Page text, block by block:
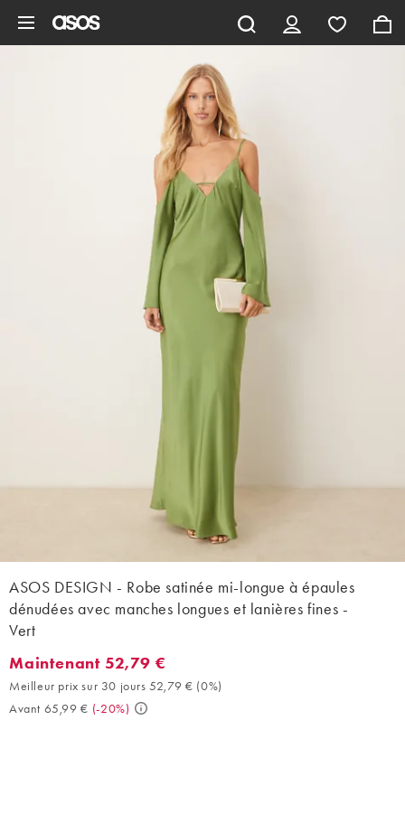
ASOS DESIGN - Robe satinée mi-longue à épaules
dénudées avec manches longues et lanières fines -
Vert
Maintenant 52,79 €. Meilleur prix sur 30 jours 52,79 € (0%).
Maintenant 52,79 €
Meilleur prix sur 30 jours 52,79 € (0%)
Avant 65,99 € (-20%)